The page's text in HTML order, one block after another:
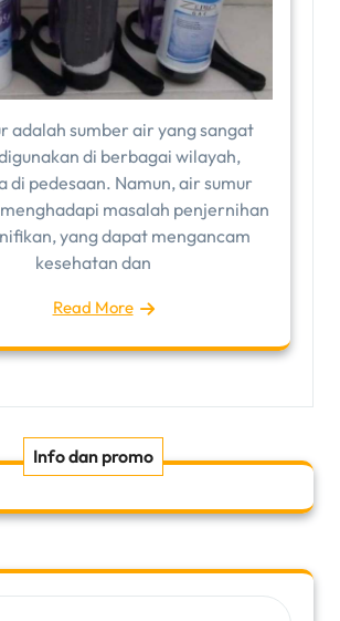
adalah sumber air yang sangat
di berbagai wilayah,
di pedesaan. Namun, air sumur
masalah penjernihan
yang dapat mengancam
kesehatan dan
Read More
Info dan promo